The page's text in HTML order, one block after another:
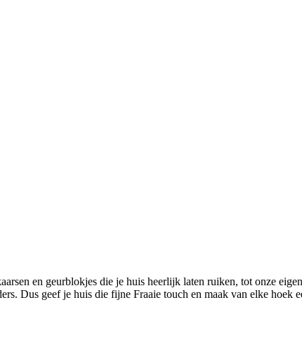
en geurblokjes die je huis heerlijk laten ruiken, tot onze
Dus geef je huis die fijne Fraaie touch en maak van elke hoek